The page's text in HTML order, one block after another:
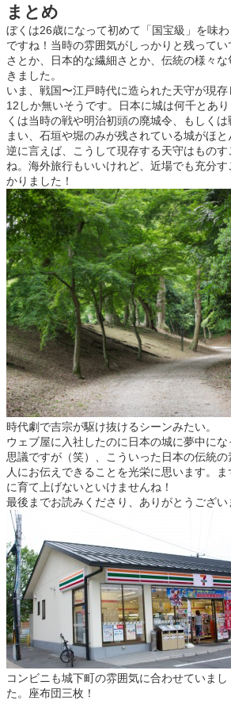
まとめ
ぼくは26歳になって初めて「国宝級」を味
ですね！当時の雰囲気がしっかりと残ってい
さとか、日本的な繊細さとか、伝統の様々
きました。
いま、戦国〜江戸時代に造られた天守が現
12しか無いそうです。日本に城は何千とあ
くは当時の戦や明治初頭の廃城令、もしく
まい、石垣や堀のみが残されている城がほと
逆に言えば、こうして現存する天守はものす
ね。海外旅行もいいけれど、近場でも充分
かりました！
時代劇で吉宗が駆け抜けるシーンみたい。
ウェブ屋に入社したのに日本の城に夢中に
思議ですが（笑）、こういった日本の伝統
人にお伝えできることを光栄に思います。
に育て上げないといけませんね！
最後までお読みくださり、ありがとうござい
コンビニも城下町の雰囲気に合わせていまし
た。座布団三枚！